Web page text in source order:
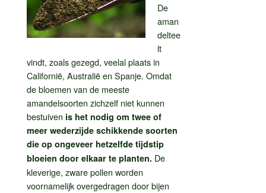
De
aman
deltee
lt
vindt, zoals gezegd, veelal plaats in
Californië, Australië en Spanje. Omdat
de bloemen van de meeste
amandelsoorten zichzelf niet kunnen
bestuiven is het nodig om twee of
meer wederzijde schikkende soorten
die op ongeveer hetzelfde tijdstip
bloeien door elkaar te planten. De
kleverige, zware pollen worden
voornamelijk overgedragen door bijen